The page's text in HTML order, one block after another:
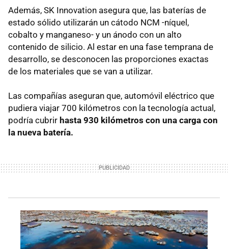
Además, SK Innovation asegura que, las baterías de
estado sólido utilizarán un cátodo NCM -níquel,
cobalto y manganeso- y un ánodo con un alto
contenido de silicio. Al estar en una fase temprana de
desarrollo, se desconocen las proporciones exactas
de los materiales que se van a utilizar.
Las compañías aseguran que, automóvil eléctrico que
pudiera viajar 700 kilómetros con la tecnología actual,
podría cubrir hasta 930 kilómetros con una carga con
la nueva batería.